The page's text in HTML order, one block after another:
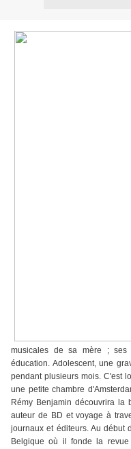
musicales de sa mère ; ses
éducation. Adolescent, une
pendant plusieurs mois. C'est
une petite chambre
Rémy Benjamin découvrira
auteur de BD et voyage à
journaux et éditeurs. Au début
Belgique où il fonde la